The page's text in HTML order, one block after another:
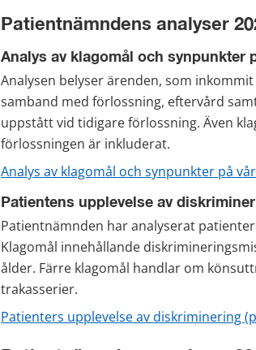
Patientnämndens analyser
Analys av klagomål och synpunkter
Analysen belyser ärenden, som
samband med förlossning, eftervård
uppstått vid tidigare förlossning. Även
förlossningen är inkluderat.
Analys av klagomål och synpunkter på
Patientens upplevelse av
Patientnämnden har analyserat
Klagomål innehållande
ålder. Färre klagomål handlar om
trakasserier.
Patienters upplevelse av diskriminering